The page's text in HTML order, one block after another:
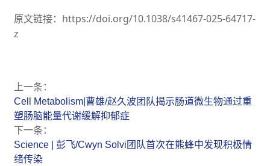
原文链接： https://doi.org/10.1038/s41467-025-64717-
z
上一条：
Cell Metabolism|曹雄/赵久波团队揭示肠道微生物通过重
塑肠脑能量代谢缓解抑郁症
下一条：
Science | 彭飞/Cwyn Solvi团队首次在熊蜂中发现积极情
绪传染